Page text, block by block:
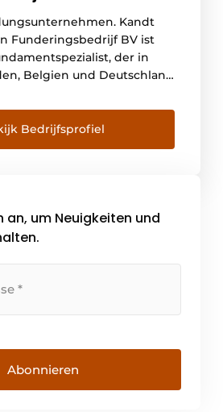
Kandt
Funderingsbedrijf BV ist
der in
Belgien und Deutschland
ist das Unternehmen ein
auf dem Markt mit
Spektrum an
Anwendungen. Kandt
Unternehmen: In
Bedrijfsprofiel
an, um Neuigkeiten und
Abonnieren